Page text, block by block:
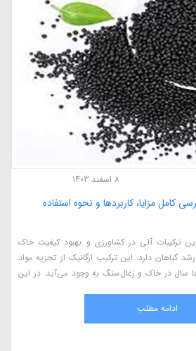
8 اسفند 1403
مزایا، کاربردها و نحوه استفاده
ترکیبات آلی در کشاورزی و بهبود کیفیت خاک
گیاهان دارد. این ترکیب ارگانیک از تجزیه مواد
سال در خاک و زغال‌سنگ به وجود می‌آید. در این
ادامه مطلب